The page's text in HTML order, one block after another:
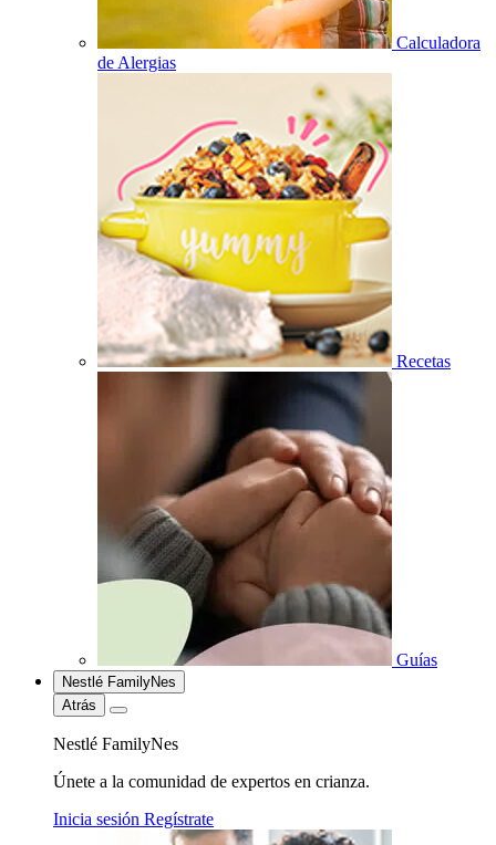
Calculadora
de Alergias
Recetas
Guías
Nestlé FamilyNes
Atrás
Nestlé FamilyNes
Únete a la comunidad de expertos en crianza.
Inicia sesión Regístrate